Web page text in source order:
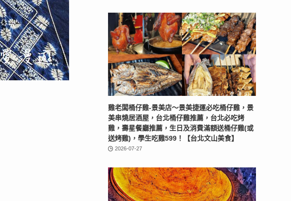
雞老闆桶仔雞-景美店〜景美捷運必吃桶仔雞，景
美串燒居酒屋，台北桶仔雞推薦，台北必吃烤
雞，壽星餐廳推薦，生日及消費滿額送桶仔雞(或
送烤雞)，學生吃雞599！【台北文山美食】
2026-07-27